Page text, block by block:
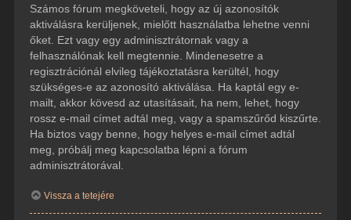
Számos fórum megköveteli, hogy az új azonosítók
aktiválásra kerüljenek, mielőtt használatba lehetne venni
őket. Ezt vagy egy adminisztrátornak vagy a
felhasználónak kell megtennie. Mindenesetre a
regisztrációnál elvileg tájékoztatásra kerültél, hogy
szükséges-e az azonosító aktiválása. Ha kaptál egy e-
mailt, akkor kövesd az utasításait, ha nem, lehet, hogy
rossz e-mail címet adtál meg, vagy a spamszűrőd kiszűrte.
Ha biztos vagy benne, hogy helyes e-mail címet adtál
meg, próbálj meg kapcsolatba lépni a fórum
adminisztrátorával.
Vissza a tetejére